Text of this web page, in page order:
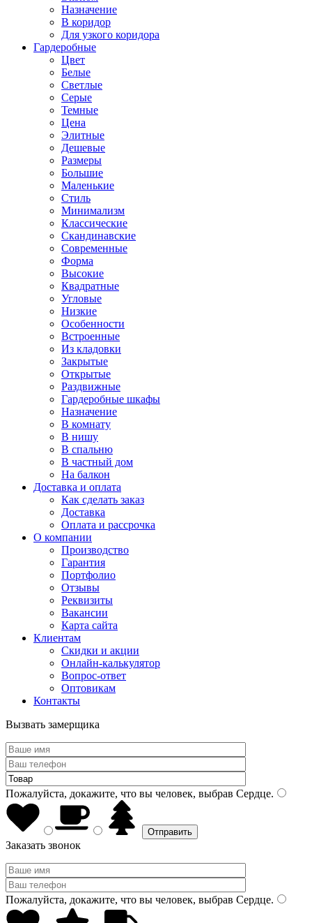
Назначение
В коридор
Для узкого коридора
Гардеробные
Цвет
Белые
Светлые
Серые
Темные
Цена
Элитные
Дешевые
Размеры
Большие
Маленькие
Стиль
Минимализм
Классические
Скандинавские
Современные
Форма
Высокие
Квадратные
Угловые
Низкие
Особенности
Встроенные
Из кладовки
Закрытые
Открытые
Раздвижные
Гардеробные шкафы
Назначение
В комнату
В нишу
В спальню
В частный дом
На балкон
Доставка и оплата
Как сделать заказ
Доставка
Оплата и рассрочка
О компании
Производство
Гарантия
Портфолио
Отзывы
Реквизиты
Вакансии
Карта сайта
Клиентам
Скидки и акции
Онлайн-калькулятор
Вопрос-ответ
Оптовикам
Контакты
Вызвать замерщика
Пожалуйста, докажите, что вы человек, выбрав Сердце.
Заказать звонок
Пожалуйста, докажите, что вы человек, выбрав Сердце.